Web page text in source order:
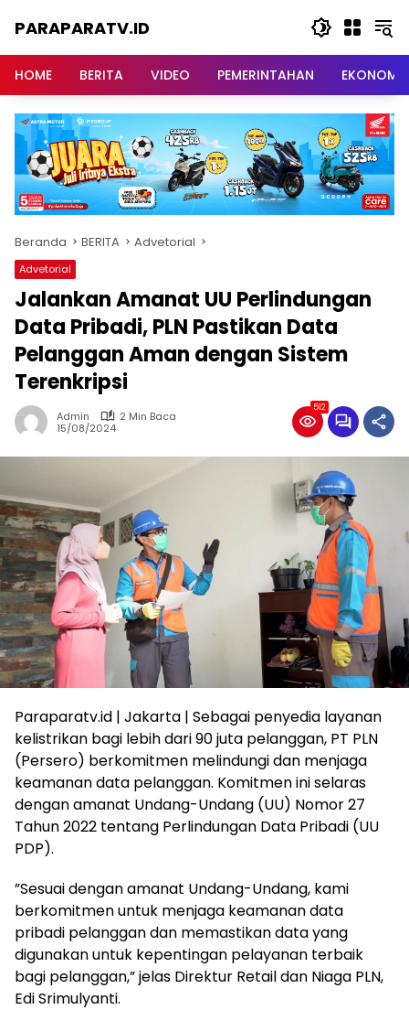
PARAPARATV.ID
Papua
HOME BERITA VIDEO PEMERINTAHAN EKONOMI
Beranda BERITA Advetorial
Advetorial
Jalankan Amanat UU Perlindungan
Data Pribadi, PLN Pastikan Data
Pelanggan Aman dengan Sistem
Terenkripsi
Admin
2 Min Baca
15/08/2024
512
Paraparatv.id | Jakarta | Sebagai penyedia layanan
kelistrikan bagi lebih dari 90 juta pelanggan, PT PLN
(Persero) berkomitmen melindungi dan menjaga
keamanan data pelanggan. Komitmen ini selaras
dengan amanat Undang-Undang (UU) Nomor 27
Tahun 2022 tentang Perlindungan Data Pribadi (UU
PDP).
”Sesuai dengan amanat Undang-Undang, kami
berkomitmen untuk menjaga keamanan data
pribadi pelanggan dan memastikan data yang
digunakan untuk kepentingan pelayanan terbaik
bagi pelanggan,” jelas Direktur Retail dan Niaga PLN,
Edi Srimulyanti.